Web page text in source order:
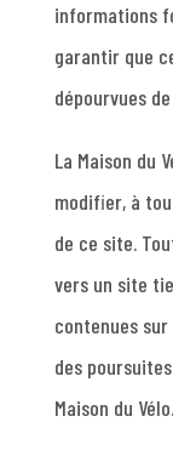
informations
garantir que
dépourvues
La Maison du
modifier, à
de ce site.
vers un site
contenues
des
Maison du Vélo.